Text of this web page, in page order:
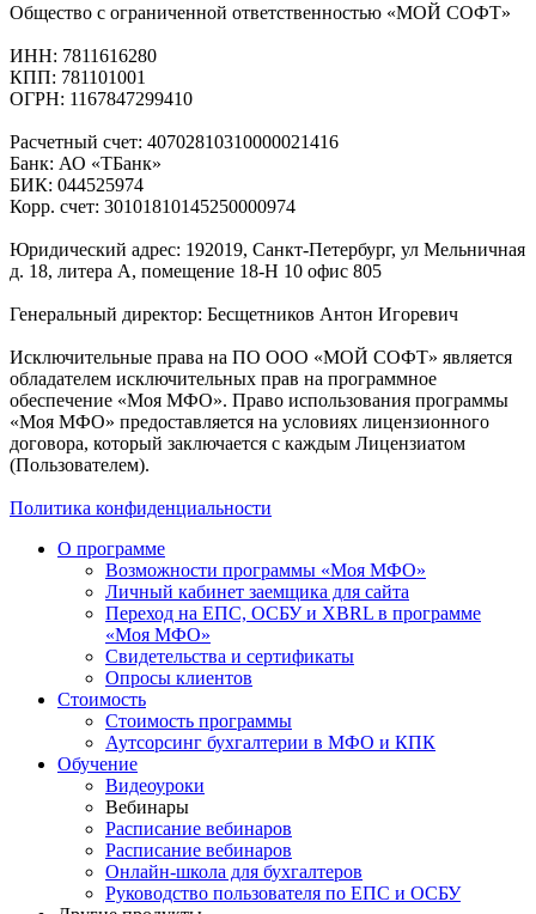
Общество с ограниченной ответственностью «МОЙ СОФТ»
ИНН: 7811616280
КПП: 781101001
ОГРН: 1167847299410
Расчетный счет: 40702810310000021416
Банк: АО «ТБанк»
БИК: 044525974
Корр. счет: 30101810145250000974
Юридический адрес: 192019, Санкт-Петербург, ул Мельничная
д. 18, литера А, помещение 18-Н 10 офис 805
Генеральный директор: Бесщетников Антон Игоревич
Исключительные права на ПО ООО «МОЙ СОФТ» является
обладателем исключительных прав на программное
обеспечение «Моя МФО». Право использования программы
«Моя МФО» предоставляется на условиях лицензионного
договора, который заключается с каждым Лицензиатом
(Пользователем).
Политика конфиденциальности
О программе
Возможности программы «Моя МФО»
Личный кабинет заемщика для сайта
Переход на ЕПС, ОСБУ и XBRL в программе
«Моя МФО»
Свидетельства и сертификаты
Опросы клиентов
Стоимость
Стоимость программы
Аутсорсинг бухгалтерии в МФО и КПК
Обучение
Видеоуроки
Вебинары
Расписание вебинаров
Расписание вебинаров
Онлайн-школа для бухгалтеров
Руководство пользователя по ЕПС и ОСБУ